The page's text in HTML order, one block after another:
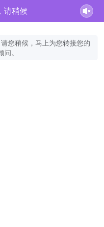
请稍候
您稍候，马上为您转接您的
问。